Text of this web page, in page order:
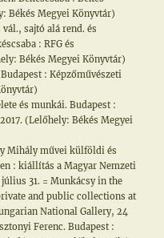
Békés Megyei Könyvtár)
sajtó alá rend. és
: RFG és
Békés Megyei Könyvtár)
: Képzőművészeti
és munkái. Budapest :
(Lelőhely: Békés Megyei
Mihály művei külföldi és
: kiállítás a Magyar Nemzeti
31. = Munkácsy in the
and public collections at
National Gallery, 24
Ferenc. Budapest :